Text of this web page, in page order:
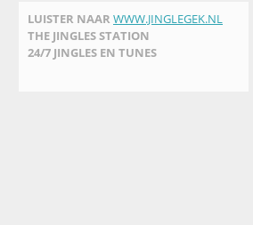
LUISTER NAAR WWW.JINGLEGEK.NL
THE JINGLES STATION
24/7 JINGLES EN TUNES